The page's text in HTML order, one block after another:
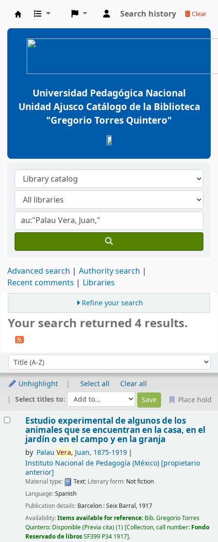
BiblioGTQ
Search history Clear
Universidad Pedagógica Nacional
Unidad Ajusco Catálogo de la Biblioteca
"Gregorio Torres Quintero"
Advanced search
Authority search
Recent comments
Libraries
Refine your search
Your search returned 4 results.
Sort by:
Unhighlight Select all
Clear all
Select titles to:
Place hold
Estudio experimental de algunos de los
animales que se encuentran en la casa, en el
jardín o en el campo y en la granja
by Palau Vera, Juan, 1875-1919
Instituto Nacional de Pedagogía (México)[propietario
anterior]
Material type: Text; Literary form: Not fiction
Language:Spanish
Publication details: Barcelon :Seix Barral, 1917
Availability:Items available for reference: Bib. Gregorio Torres
Quintero: Disponible (Previa cita)(1) Collection, call number: Fondo
Reservado de librosSF399 P34 1917 .